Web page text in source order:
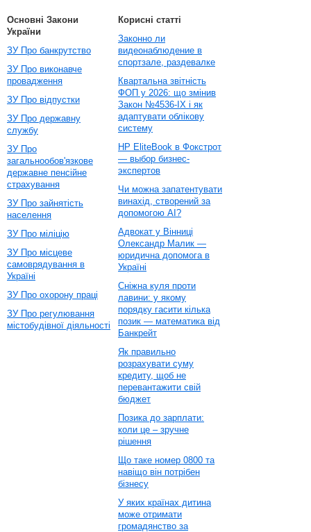
Основні Закони
України
ЗУ Про банкрутство
ЗУ Про виконавче
провадження
ЗУ Про відпустки
ЗУ Про державну
службу
ЗУ Про
загальнообов'язкове
державне пенсійне
страхування
ЗУ Про зайнятість
населення
ЗУ Про міліцію
ЗУ Про місцеве
самоврядування в
Україні
ЗУ Про охорону праці
ЗУ Про регулювання
містобудівної діяльності
Корисні статті
Законно ли
видеонаблюдение в
спортзале, раздевалке
Квартальна звітність
ФОП у 2026: що змінив
Закон №4536-IX і як
адаптувати облікову
систему
HP EliteBook в Фокстрот
— выбор бизнес-
экспертов
Чи можна запатентувати
винахід, створений за
допомогою AI?
Адвокат у Вінниці
Олександр Малик —
юридична допомога в
Україні
Сніжна куля проти
лавини: у якому
порядку гасити кілька
позик — математика від
Банкрейт
Як правильно
розрахувати суму
кредиту, щоб не
перевантажити свій
бюджет
Позика до зарплати:
коли це – зручне
рішення
Що таке номер 0800 та
навіщо він потрібен
бізнесу
У яких країнах дитина
може отримати
громадянство за